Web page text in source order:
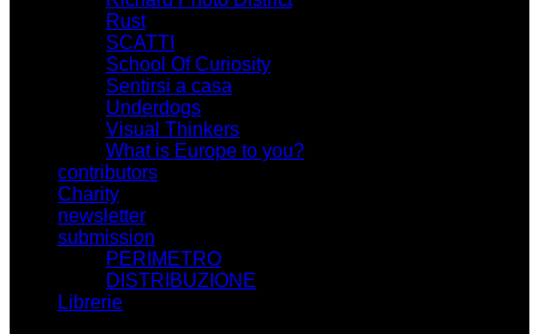
Rust
SCATTI
School Of Curiosity
Sentirsi a casa
Underdogs
Visual Thinkers
What is Europe to you?
contributors
Charity
newsletter
submission
PERIMETRO
DISTRIBUZIONE
Librerie